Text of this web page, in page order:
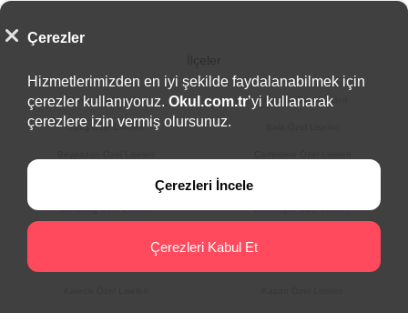
Akyurt Özel Liseleri Altındağ Özel Liseleri
Ayaş Özel Liseleri
Elmadağ Özel Liseleri Etimesgut Özel Liseleri
Çerezler
Hizmetlerimizden en iyi şekilde faydalanabilmek için
çerezler kullanıyoruz. Okul.com.tr’yi kullanarak
çerezlere izin vermiş olursunuz.
Çerezleri İncele
Çerezleri Kabul Et